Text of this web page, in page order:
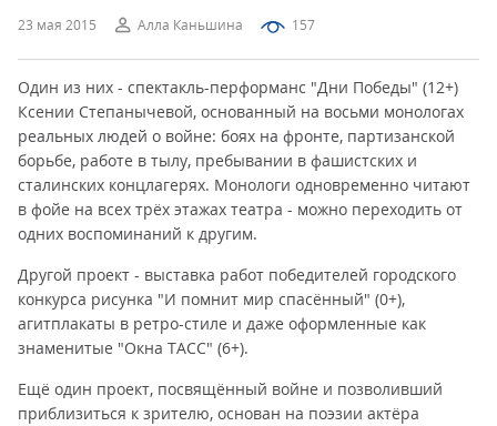
23 мая 2015 Алла Каньшина 157
Один из них - спектакль-перформанс "Дни Победы" (12+)
Ксении Степанычевой, основанный на восьми монологах
реальных людей о войне: боях на фронте, партизанской
борьбе, работе в тылу, пребывании в фашистских и
сталинских концлагерях. Монологи одновременно читают
в фойе на всех трёх этажах театра - можно переходить от
одних воспоминаний к другим.
Другой проект - выставка работ победителей городского
конкурса рисунка "И помнит мир спасённый" (0+),
агитплакаты в ретро-стиле и даже оформленные как
знаменитые "Окна ТАСС" (6+).
Ещё один проект, посвящённый войне и позволивший
приблизиться к зрителю, основан на поэзии актёра